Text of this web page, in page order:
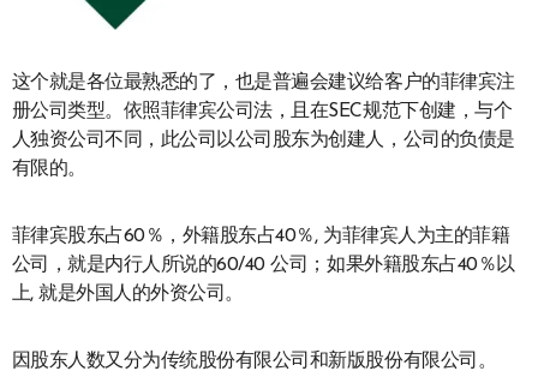
这个就是各位最熟悉的了，也是普遍会建议给客户的菲律宾注
册公司类型。依照菲律宾公司法，且在SEC规范下创建，与个
人独资公司不同，此公司以公司股东为创建人，公司的负债是
有限的。
菲律宾股东占60％，外籍股东占40％, 为菲律宾人为主的菲籍
公司，就是内行人所说的60/40 公司；如果外籍股东占40％以
上, 就是外国人的外资公司。
因股东人数又分为传统股份有限公司和新版股份有限公司。